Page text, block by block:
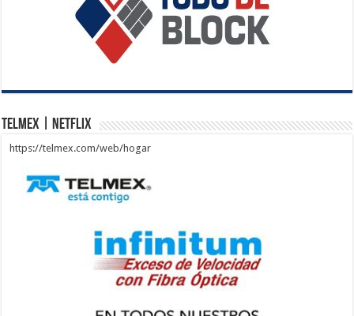
Telmex | Netflix
https://telmex.com/web/hogar